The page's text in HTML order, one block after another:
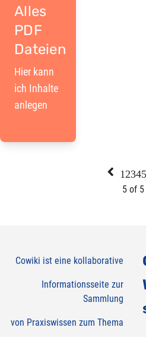
Alles
PDF
Dateien
Hier kann
ich Inhalte
anlegen
 1 2345
5 of 5
Cowiki ist eine kollaborative
Informationsseite zur
Sammlung
von Praxiswissen zum Thema